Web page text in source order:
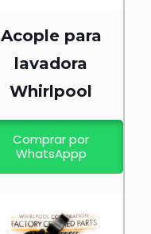
Acople para
lavadora
Whirlpool
Comprar por
WhatsAppp